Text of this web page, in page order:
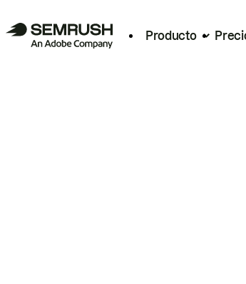
Producto